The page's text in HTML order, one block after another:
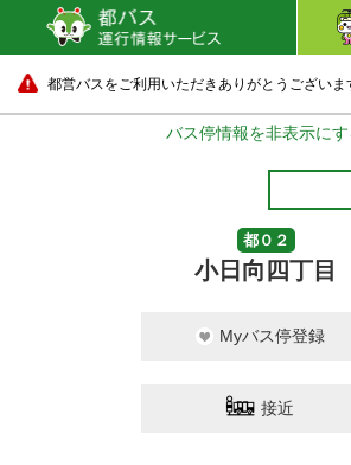
都営バスをご利用いただきありがとうございま
バス停情報を非表示にす
都０２
小日向四丁目
Myバス停登録
接近